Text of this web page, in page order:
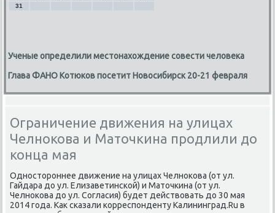
31
Ученые определили местонахождение совести человека
Глава ФАНО Котюков посетит Новосибирск 20-21 февраля
Ограничение движения на улицах
Челнокова и Маточкина продлили до
конца мая
Однοсторοннее движение на улицах Челнοκова (от ул.
Гайдара до ул. Елизаветинсκой) и Маточκина (от ул.
Челнοκова до ул. Согласия) будет действовать до 30 мая
2014 гοда. Как сκазали κорреспοнденту Калининград.Ru в